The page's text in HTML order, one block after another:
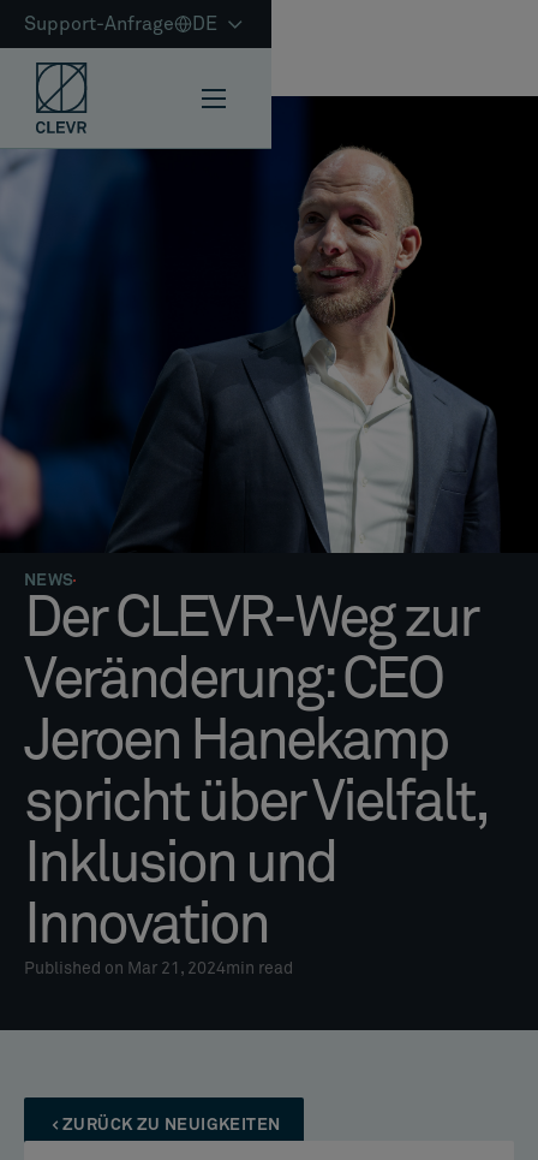
Support-Anfrage DE
NEWS
Der CLEVR-Weg zur
Veränderung: CEO
Jeroen Hanekamp
spricht über Vielfalt,
Inklusion und
Innovation
Published on Mar 21, 2024min read
ZURÜCK ZU NEUIGKEITEN